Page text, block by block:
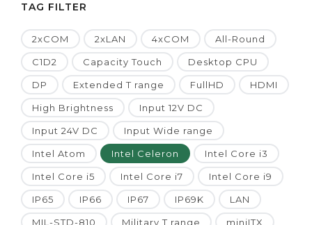
TAG FILTER
2xCOM 2xLAN 4xCOM All-Round
C1D2 Capacity Touch Desktop CPU
DP Extended T range FullHD HDMI
High Brightness Input 12V DC
Input 24V DC Input Wide range
Intel Atom Intel Celeron Intel Core i3
Intel Core i5 Intel Core i7 Intel Core i9
IP65 IP66 IP67 IP69K LAN
MIL-STD-810 Military T range miniITX